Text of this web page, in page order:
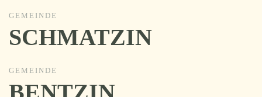
GEMEINDE
SCHMATZIN
GEMEINDE